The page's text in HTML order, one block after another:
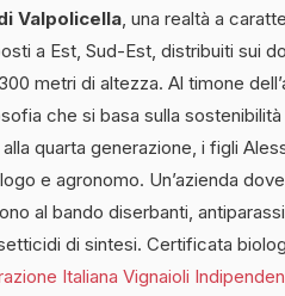
Valpolicella, una realtà a
a Est, Sud-Est, distribuiti sui
metri di altezza. Al timone
che si basa sulla sostenibilità
quarta generazione, i figli
e agronomo. Un’azienda
al bando diserbanti,
di sintesi. Certificata
Italiana Vignaioli